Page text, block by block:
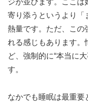
寄り添うというより「
熱量です。ただ、この
れる感じもあります。
ど、強制的に“本当に
す。
なかでも睡眠は最重要